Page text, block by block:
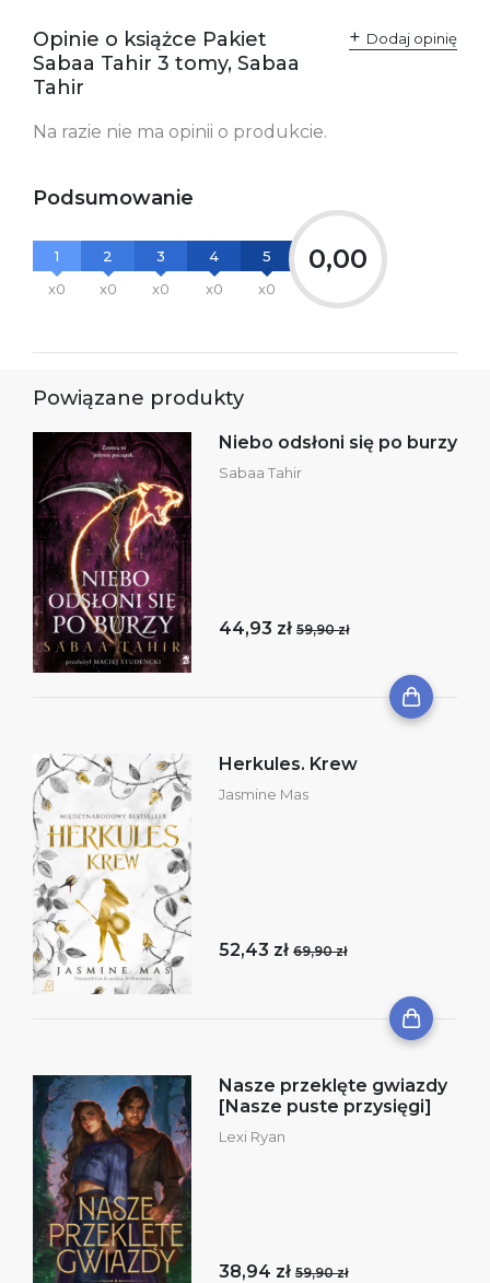
Opinie o książce Pakiet
Sabaa Tahir 3 tomy, Sabaa
Tahir
Dodaj opinię
Na razie nie ma opinii o produkcie.
Podsumowanie
1
x0
2
x0
3
x0
4
x0
5
x0
0,00
Powiązane produkty
Niebo odsłoni się po burzy
Sabaa Tahir
44,93 zł 59,90 zł
Herkules. Krew
Jasmine Mas
52,43 zł 69,90 zł
Nasze przeklęte gwiazdy
[Nasze puste przysięgi]
Lexi Ryan
38,94 zł 59,90 zł